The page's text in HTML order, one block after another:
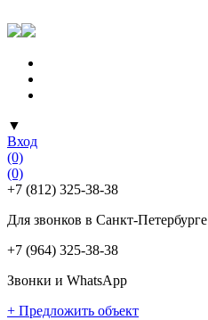
▼
Вход
(0)
(0)
+7 (812) 325-38-38
Для звонков в Санкт-Петербурге
+7 (964) 325-38-38
Звонки и WhatsApp
+ Предложить объект